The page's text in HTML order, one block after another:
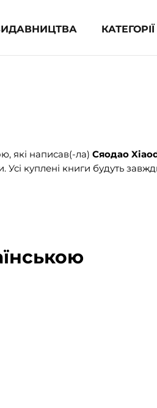
КАТЕГОРІЇ
У
які написав(-ла) Сяодао
куплені книги будуть